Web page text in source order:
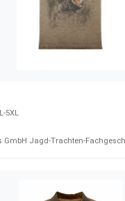
5XL
GmbH Jagd-Trachten-